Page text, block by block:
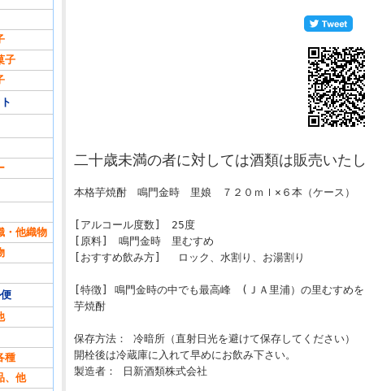
子
・他織物
種
、他
二十歳未満の者に対しては酒類は販売いたし
本格芋焼酎 鳴門金時 里娘 ７２０ｍｌ×６本（ケース）
[アルコール度数] 25度
[原料] 鳴門金時 里むすめ
[おすすめ飲み方] ロック、水割り、お湯割り
[特徴] 鳴門金時の中でも最高峰 (ＪＡ里浦）の里むすめ
芋焼酎
保存方法： 冷暗所（直射日光を避けて保存してください）
開栓後は冷蔵庫に入れて早めにお飲み下さい。
製造者： 日新酒類株式会社